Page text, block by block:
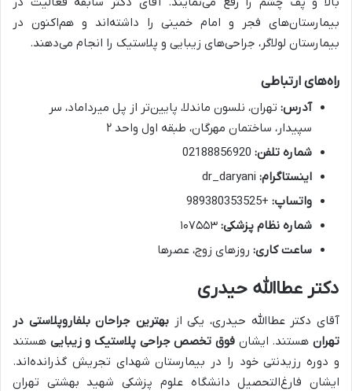
بیمارستان‌های فجر و امام خمینی را داشته‌اند و هم‌اکنون در
بیمارستان لولاگر، جراحی‌های زیبایی و پلاستیک را انجام می‌دهند.
راه‌های ارتباطی
آدرس: تهران، نلسون ماندلا، پایین‌تر از پل میرداماد، سر
سپیدار، ساختمان مهرگان، طبقه اول واحد ۲
شماره تلفن:
اینستاگرام:
واتساپ: +989380353525
شماره نظام پزشکی:
ساعت کاری: روزهای زوج، عصرها
دکتر عطاالله حیدری
آقای دکتر عطاالله حیدری، یکی از بهترین جراحان بلفاروپلاستی در
تهرانهستند. ایشان فوق تخصص جراحی پلاستیک و زیبایی هستند
و دوره رزیدنتی خود را در بیمارستان شهدای تجریش گذرانده‌اند.
ایشان فارغ‌التحصیل دانشگاه علوم پزشکی شهید بهشتی تهران